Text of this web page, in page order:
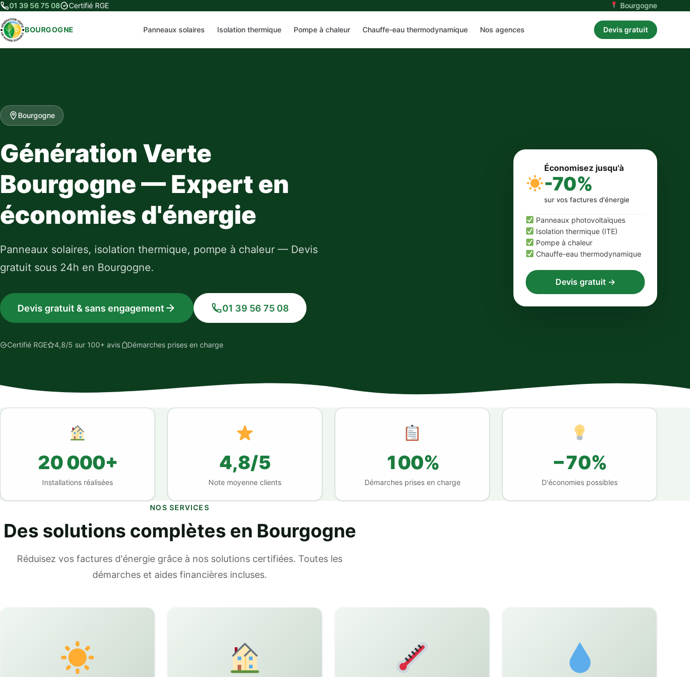
01 39 56 75 08 Certifié RGE Bourgogne
BOURGOGNE Panneaux solaires Isolation thermique Pompe à chaleur Chauffe-eau thermodynamique Nos agences Devis gratuit
Bourgogne
Génération Verte
Bourgogne — Expert en
économies d'énergie
Panneaux solaires, isolation thermique, pompe à chaleur — Devis
gratuit sous 24h en Bourgogne.
Devis gratuit & sans engagement 01 39 56 75 08
Certifié RGE 4,8/5 sur 100+ avis Démarches prises en charge
Économisez jusqu'à
-70%
sur vos factures d'énergie
Panneaux photovoltaïques
Isolation thermique (ITE)
Pompe à chaleur
Chauffe-eau thermodynamique
Devis gratuit →
20 000+
Installations réalisées
4,8/5
Note moyenne clients
100%
Démarches prises en charge
−70%
D'économies possibles
NOS SERVICES
Des solutions complètes en Bourgogne
Réduisez vos factures d'énergie grâce à nos solutions certifiées. Toutes les
démarches et aides financières incluses.